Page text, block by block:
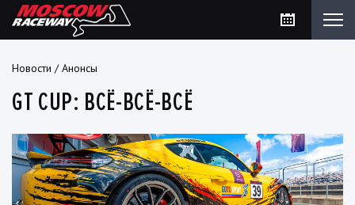
Новости /Анонсы
GT CUP: ВСЁ-ВСЁ-ВСЁ